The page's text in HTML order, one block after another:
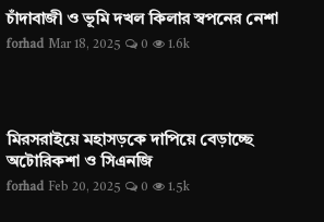
চাঁদাবাজী ও ভূমি দখল কিলার স্বপনের নেশা
forhad Mar 18, 2025 0 1.6k
মিরসরাইয়ে মহাসড়কে দাপিয়ে বেড়াচ্ছে
অটোরিকশা ও সিএনজি
forhad Feb 20, 2025 0 1.5k